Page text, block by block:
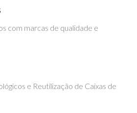
com marcas de qualidade e
e Reutilização de Caixas de